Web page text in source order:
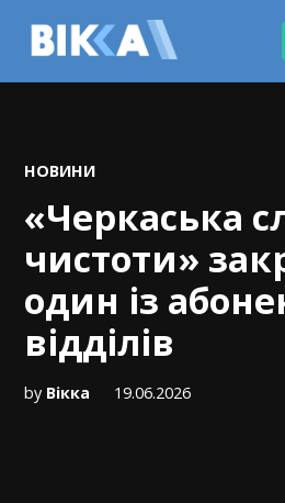
POSTED
НОВИНИ
«Черкаська
чистоти»
один із
відділів
by Вікка 19.06.2026